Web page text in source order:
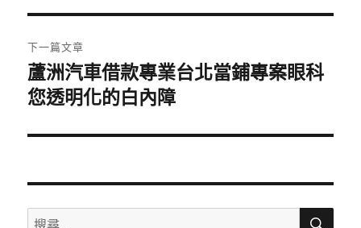
覽
文
章:
下一篇文章
下
一
文
蘆洲汽車借款專業台北當鋪專案眼科
您透明化的白內障
搜
搜